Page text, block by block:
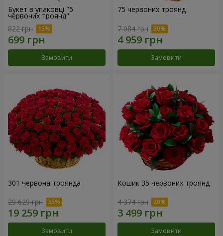
Букет в упаковці "5
червоних троянд"
822 грн
Замовити
75 червоних троянд
7 084 грн
Замовити
301 червона троянда
29 629 грн
Замовити
Кошик 35 червоних троянд
4 374 грн
Замовити